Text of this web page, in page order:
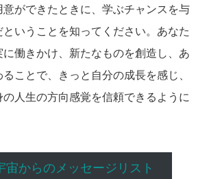
意ができたときに、学ぶチャンスを与
ということを知ってください。あなた
に働きかけ、新たなものを創造し、あ
ことで、きっと自分の成長を感じ、
人生の方向感覚を信頼できるように
宙からのメッセージリスト